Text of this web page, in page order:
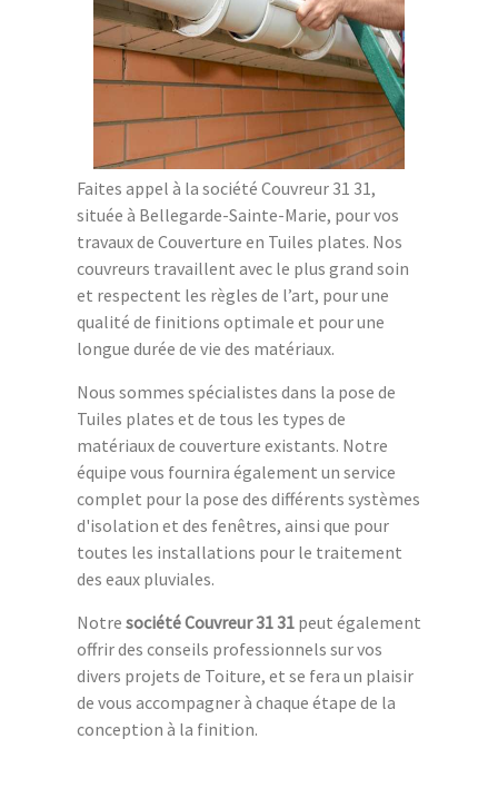
Faites appel à la société Couvreur 31 31,
située à Bellegarde-Sainte-Marie, pour vos
travaux de Couverture en Tuiles plates. Nos
couvreurs travaillent avec le plus grand soin
et respectent les règles de l’art, pour une
qualité de finitions optimale et pour une
longue durée de vie des matériaux.
Nous sommes spécialistes dans la pose de
Tuiles plates et de tous les types de
matériaux de couverture existants. Notre
équipe vous fournira également un service
complet pour la pose des différents systèmes
d'isolation et des fenêtres, ainsi que pour
toutes les installations pour le traitement
des eaux pluviales.
Notre société Couvreur 31 31 peut également
offrir des conseils professionnels sur vos
divers projets de Toiture, et se fera un plaisir
de vous accompagner à chaque étape de la
conception à la finition.